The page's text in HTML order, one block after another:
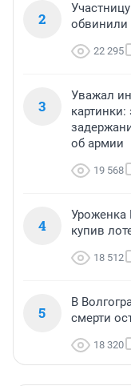
2
обвинили
22 295
3
Уважал
об армии
19 568
4
Уроженка
купив
18 512
5
В
смерти
18 320